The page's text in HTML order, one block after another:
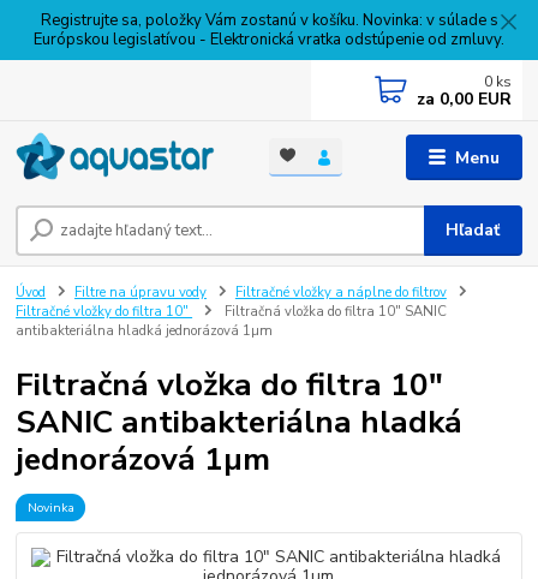
Registrujte sa, položky Vám zostanú v košíku. Novinka: v súlade s
Európskou legislatívou - Elektronická vratka odstúpenie od zmluvy.
Menu
Hľadať
0 ks
za 0,00 EUR
Úvod Filtre na úpravu vody
Filtračné vložky a náplne do filtrov
Filtračné vložky do filtra 10"
Filtračná vložka do filtra 10" SANIC
antibakteriálna hladká jednorázová 1µm
Filtračná vložka do filtra 10"
SANIC antibakteriálna hladká
jednorázová 1µm
Novinka